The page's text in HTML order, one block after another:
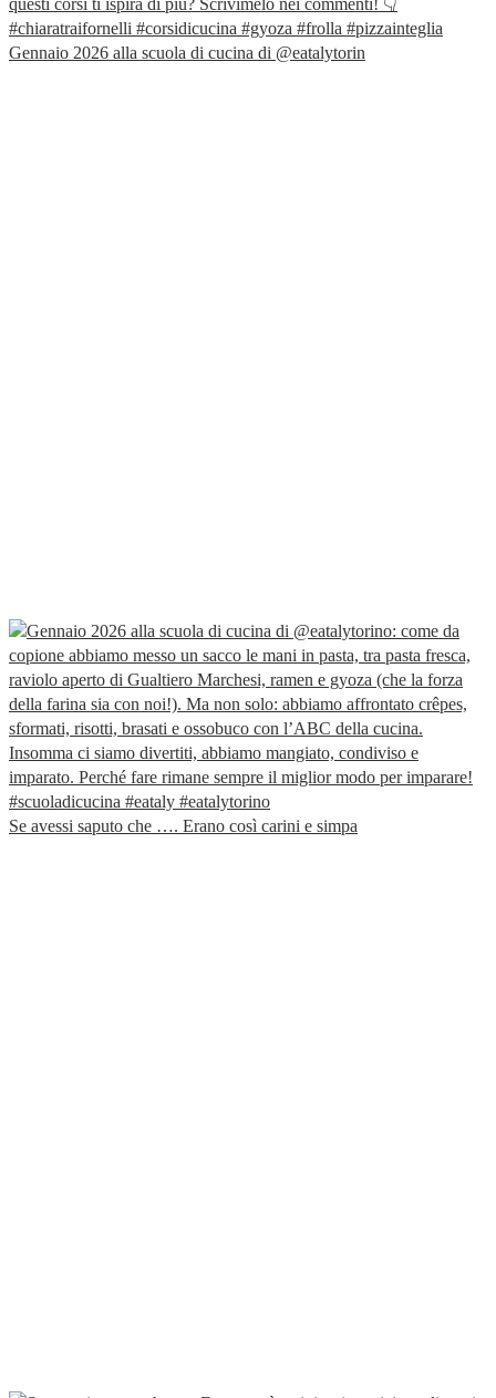
Gennaio 2026 alla scuola di cucina di @eatalytorin
Se avessi saputo che …. Erano così carini e simpa